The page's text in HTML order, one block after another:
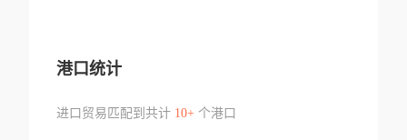
港口统计
进口贸易匹配到共计 10+个港口